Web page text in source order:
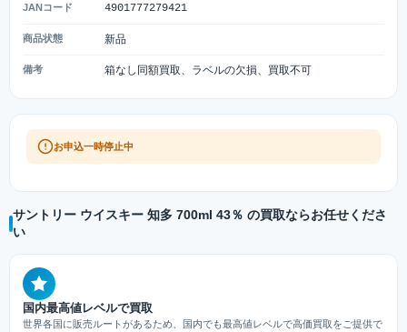
JANコード 4901777279421
商品状態 新品
備考 箱なし同額買取、ラベルの欠損、買取不可
お申込一時停止中
サントリー ウイスキー 知多 700ml 43％ の買取ならお任せくださ
い
国内最高値レベルで買取
世界各国に販売ルートがあるため、国内でも最高値レベルで高価買取をご提供で